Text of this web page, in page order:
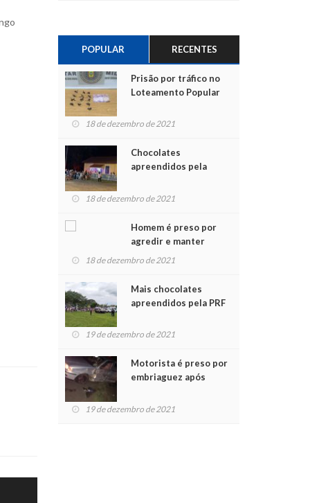
POPULAR RECENTES
Prisão por tráfico no
Loteamento Popular
18 de dezembro de 2021
Chocolates
apreendidos pela
para crianças na
18 de dezembro de 2021
Homem é preso por
agredir e manter
mulher em cárcere
18 de dezembro de 2021
Mais chocolates
apreendidos pela PRF
crianças no Natal
19 de dezembro de 2021
Motorista é preso por
embriaguez após
feridos
19 de dezembro de 2021